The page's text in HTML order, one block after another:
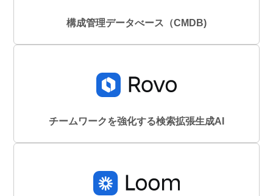
構成管理データべース（CMDB)
チームワークを強化する検索拡張生成AI